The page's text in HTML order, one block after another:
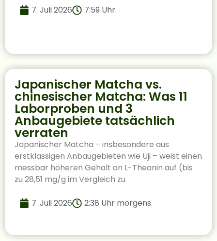
7. Juli 2026 7:59 Uhr.
Japanischer Matcha vs.
chinesischer Matcha: Was 11
Laborproben und 3
Anbaugebiete tatsächlich
verraten
Japanischer Matcha – insbesondere aus
erstklassigen Anbaugebieten wie Uji – weist einen
messbar höheren Gehalt an L-Theanin auf (bis
zu 28,51 mg/g im Vergleich zu
7. Juli 2026 2:38 Uhr morgens.